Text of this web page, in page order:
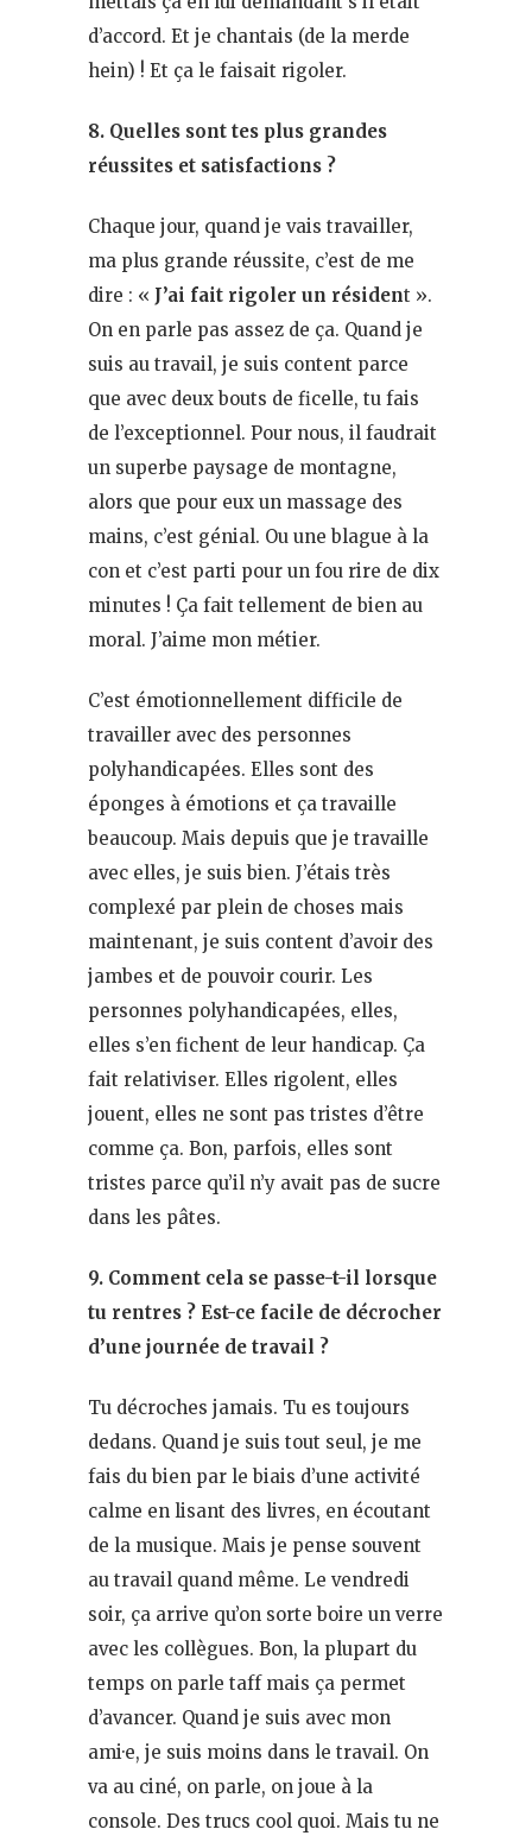
d’accord. Et je chantais (de la merde
hein) ! Et ça le faisait rigoler.
8. Quelles sont tes plus grandes
réussites et satisfactions ?
Chaque jour, quand je vais travailler,
ma plus grande réussite, c’est de me
dire : « J’ai fait rigoler un résident ».
On en parle pas assez de ça. Quand je
suis au travail, je suis content parce
que avec deux bouts de ficelle, tu fais
de l’exceptionnel. Pour nous, il faudrait
un superbe paysage de montagne,
alors que pour eux un massage des
mains, c’est génial. Ou une blague à la
con et c’est parti pour un fou rire de dix
minutes ! Ça fait tellement de bien au
moral. J’aime mon métier.
C’est émotionnellement difficile de
travailler avec des personnes
polyhandicapées. Elles sont des
éponges à émotions et ça travaille
beaucoup. Mais depuis que je travaille
avec elles, je suis bien. J’étais très
complexé par plein de choses mais
maintenant, je suis content d’avoir des
jambes et de pouvoir courir. Les
personnes polyhandicapées, elles,
elles s’en fichent de leur handicap. Ça
fait relativiser. Elles rigolent, elles
jouent, elles ne sont pas tristes d’être
comme ça. Bon, parfois, elles sont
tristes parce qu’il n’y avait pas de sucre
dans les pâtes.
9. Comment cela se passe-t-il lorsque
tu rentres ? Est-ce facile de décrocher
d’une journée de travail ?
Tu décroches jamais. Tu es toujours
dedans. Quand je suis tout seul, je me
fais du bien par le biais d’une activité
calme en lisant des livres, en écoutant
de la musique. Mais je pense souvent
au travail quand même. Le vendredi
soir, ça arrive qu’on sorte boire un verre
avec les collègues. Bon, la plupart du
temps on parle taff mais ça permet
d’avancer. Quand je suis avec mon
ami·e, je suis moins dans le travail. On
va au ciné, on parle, on joue à la
console. Des trucs cool quoi. Mais tu ne